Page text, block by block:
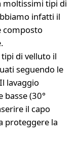
moltissimi tipi di
infatti il
composto
di velluto il
seguendo le
lavaggio
(30°
il capo
proteggere la